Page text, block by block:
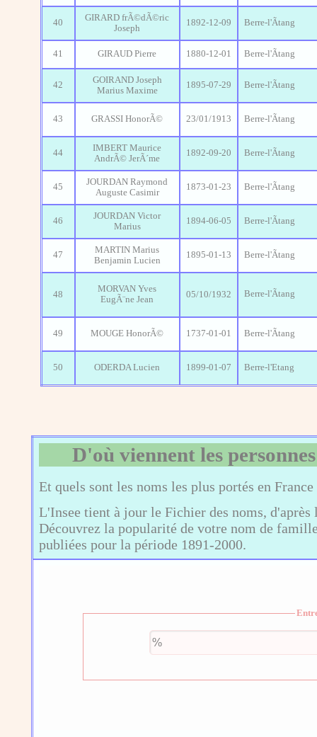
40
GIRARD frÃ©dÃ©ric
Joseph
1892-12-09 Berre-l'Ãtang
41 GIRAUD Pierre 1880-12-01 Berre-l'Ãtang
42
GOIRAND Joseph
Marius Maxime
1895-07-29 Berre-l'Ãtang
43 GRASSI HonorÃ© 23/01/1913 Berre-l'Ãtang
44
IMBERT Maurice
AndrÃ© JerÃ´me
1892-09-20 Berre-l'Ãtang
45
JOURDAN Raymond
Auguste Casimir
1873-01-23 Berre-l'Ãtang
46
JOURDAN Victor
Marius
1894-06-05 Berre-l'Ãtang
47
MARTIN Marius
Benjamin Lucien
1895-01-13 Berre-l'Ãtang
48
MORVAN Yves
EugÃ¨ne Jean
05/10/1932 Berre-l'Ãtang
49 MOUGE HonorÃ© 1737-01-01 Berre-l'Ãtang
50 ODERDA Lucien 1899-01-07 Berre-l'Etang
D'où viennent les
Et quels sont les noms les plus portés en
L'Insee tient à jour le Fichier des noms,
Découvrez la popularité de votre nom de
publiées pour la période 1891-2000.